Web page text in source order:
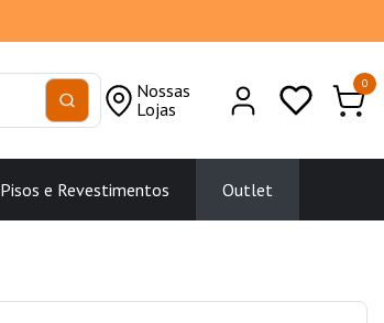
Nossas
Lojas
0
Pisos e Revestimentos Outlet